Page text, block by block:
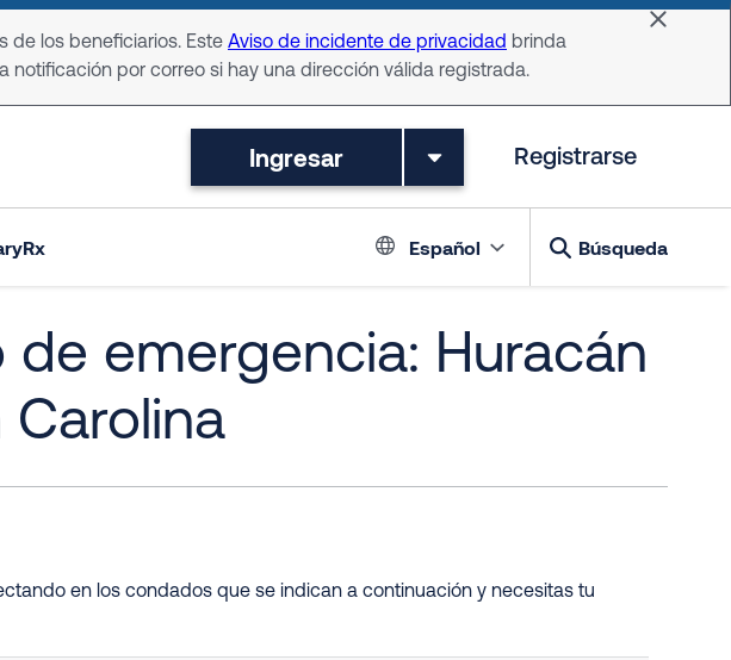
de los beneficiarios. Este Aviso de incidente de privacidad brinda
notificación por correo si hay una dirección válida registrada.
Dismiss
Ingresar Registrarse
Language
Español Búsqueda
emergencia: Huracán
Carolina
en los condados que se indican a continuación y necesitas tu